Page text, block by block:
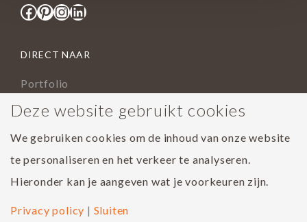
Facebook
Pinterest
Instagram
LinkedIn
DIRECT NAAR
Portfolio
Assortiment
Houtsoorten
Populairste project 2023
Deze website gebruikt cookies
We gebruiken cookies om de inhoud van onze website
te personaliseren en het verkeer te analyseren.
Hieronder kan je aangeven wat je voorkeuren zijn.
Privacy policy | Sluiten